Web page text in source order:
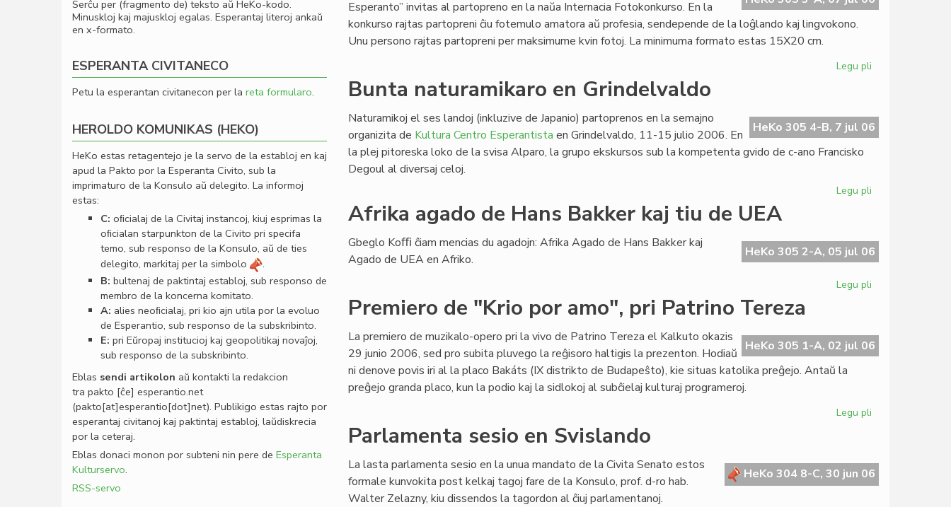
Esperanto” invitas al partopreno en la naŭa Internacia Fotokonkurso. En la
konkurso rajtas partopreni ĉiu fotemulo amatora aŭ profesia, sendepende de la loĝlando kaj lingvokono.
Unu persono rajtas partopreni per maksimume kvin fotoj. La minimuma formato estas 15X20 cm.
Legu pli
La
Ondo
Bunta naturamikaro en Grindelvaldo
HeKo 305 4-B, 7 jul 06
Naturamikoj el ses landoj (inkluzive de Japanio) partoprenos en la semajno
organizita de Kultura Centro Esperantista en Grindelvaldo, 11-15 julio 2006. En
la plej pitoreska loko de la svisa Alparo, la grupo ekskursos sub la kompetenta gvido de c-ano Francisko
Degoul al diversaj celoj.
Legu pli
Grindelvaldo
Afrika agado de Hans Bakker kaj tiu de UEA
HeKo 305 2-A, 05 jul 06
Gbeglo Koﬃ ĉiam mencias du agadojn: Afrika Agado de Hans Bakker kaj
Agado de UEA en Afriko.
Legu pli
Hans
Bakker
Premiero de "Krio por amo", pri Patrino Tereza
HeKo 305 1-A, 02 jul 06
La premiero de muzikalo-opero pri la vivo de Patrino Tereza el Kalkuto okazis
29 junio 2006, sed pro subita pluvego la reĝisoro haltigis la prezenton. Hodiaŭ
ni denove povis iri al la placo Bakáts (IX distrikto de Budapeŝto), kie situas katolika preĝejo. Antaŭ la
preĝejo granda placo, kun la podio kaj la sidlokoj al subĉielaj kulturaj programeroj.
Legu pli
por
amo",
Parlamenta sesio en Svislando
HeKo 304 8-C, 30 jun 06
La lasta parlamenta sesio en la unua mandato de la Civita Senato estos
formale kunvokita post kelkaj tagoj fare de la Konsulo, prof. d-ro hab.
Walter Zelazny, kiu dissendos la tagordon al ĉiuj parlamentanoj.
Serĉu per (fragmento de) teksto aŭ HeKo-kodo.
Minuskloj kaj majuskloj egalas. Esperantaj literoj ankaŭ
en x-formato.
ESPERANTA CIVITANECO
Petu la esperantan civitanecon per la reta formularo.
HEROLDO KOMUNIKAS (HEKO)
HeKo estas retagentejo je la servo de la establoj en kaj
apud la Pakto por la Esperanta Civito, sub la
imprimaturo de la Konsulo aŭ delegito. La informoj
estas:
C: oﬁcialaj de la Civitaj instancoj, kiuj esprimas la
oﬁcialan starpunkton de la Civito pri specifa
temo, sub responso de la Konsulo, aŭ de ties
delegito, markitaj per la simbolo
.
B: bultenaj de paktintaj establoj, sub responso de
membro de la koncerna komitato.
A: alies neoﬁcialaj, pri kio ajn utila por la evoluo
de Esperantio, sub responso de la subskribinto.
E: pri Eŭropaj institucioj kaj geopolitikaj novaĵoj,
sub responso de la subskribinto.
Eblas sendi artikolon aŭ kontakti la redakcion
tra pakto [ĉe] esperantio.net
(pakto[at]esperantio[dot]net). Publikigo estas rajto por
esperantaj civitanoj kaj paktintaj establoj, laŭdiskrecia
por la ceteraj.
Eblas donaci monon por subteni nin pere de Esperanta
Kulturservo.
RSS-servo